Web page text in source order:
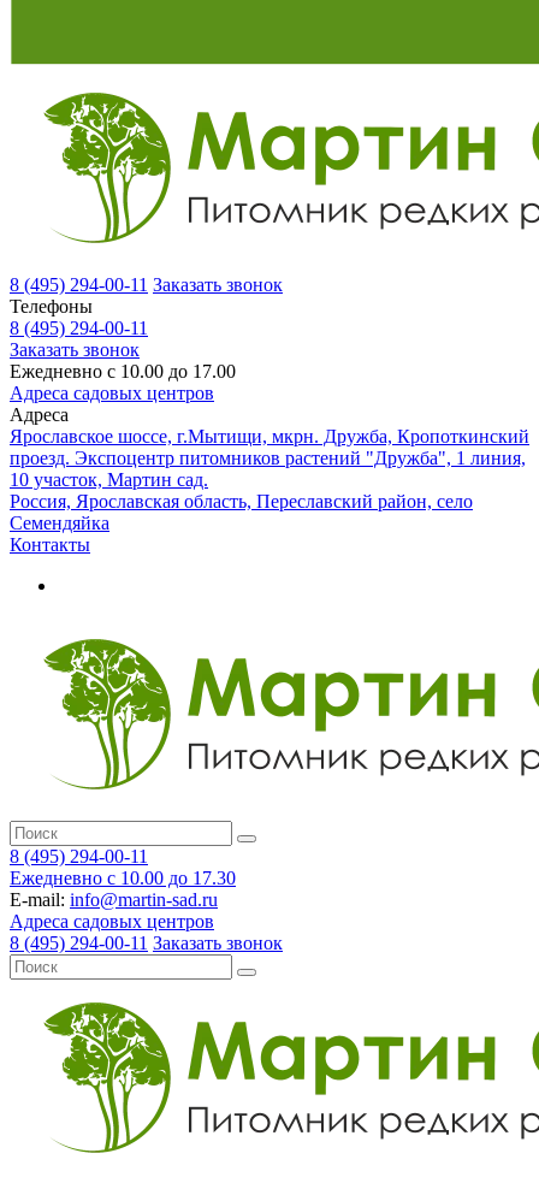
8 (495) 294-00-11 Заказать звонок
Телефоны
8 (495) 294-00-11
Заказать звонок
Ежедневно с 10.00 до 17.00
Адреса садовых центров
Адреса
Ярославское шоссе, г.Мытищи, мкрн. Дружба, Кропоткинский
проезд. Экспоцентр питомников растений "Дружба", 1 линия,
10 участок, Мартин сад.
Россия, Ярославская область, Переславский район, село
Семендяйка
Контакты
8 (495) 294-00-11
Ежедневно с 10.00 до 17.30
E-mail: info@martin-sad.ru
Адреса садовых центров
8 (495) 294-00-11 Заказать звонок